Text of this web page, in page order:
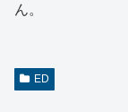
ん。
ED